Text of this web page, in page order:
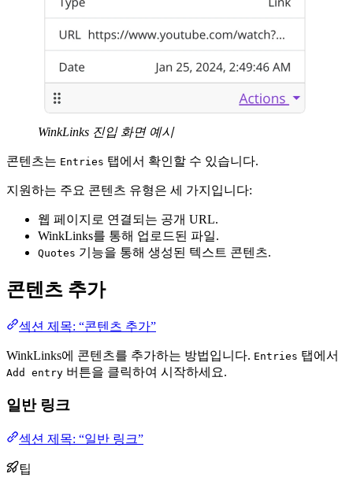
WinkLinks 진입 화면 예시
콘텐츠는 Entries 탭에서 확인할 수 있습니다.
지원하는 주요 콘텐츠 유형은 세 가지입니다:
웹 페이지로 연결되는 공개 URL.
WinkLinks를 통해 업로드된 파일.
Quotes 기능을 통해 생성된 텍스트 콘텐츠.
콘텐츠 추가
섹션 제목: “콘텐츠 추가”
WinkLinks에 콘텐츠를 추가하는 방법입니다. Entries 탭에서
Add entry 버튼을 클릭하여 시작하세요.
일반 링크
섹션 제목: “일반 링크”
팁